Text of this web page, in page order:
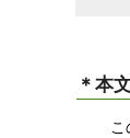
＊本
こ